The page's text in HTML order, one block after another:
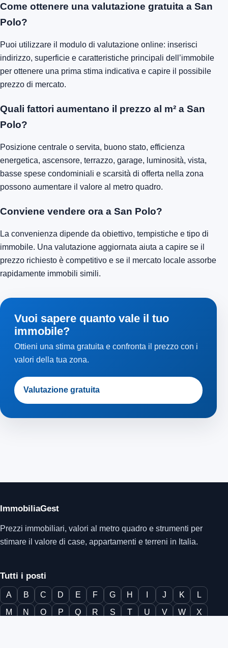
Come ottenere una valutazione gratuita a San
Polo?
Puoi utilizzare il modulo di valutazione online: inserisci
indirizzo, superficie e caratteristiche principali dell’immobile
per ottenere una prima stima indicativa e capire il possibile
prezzo di mercato.
Quali fattori aumentano il prezzo al m² a San
Polo?
Posizione centrale o servita, buono stato, efficienza
energetica, ascensore, terrazzo, garage, luminosità, vista,
basse spese condominiali e scarsità di offerta nella zona
possono aumentare il valore al metro quadro.
Conviene vendere ora a San Polo?
La convenienza dipende da obiettivo, tempistiche e tipo di
immobile. Una valutazione aggiornata aiuta a capire se il
prezzo richiesto è competitivo e se il mercato locale assorbe
rapidamente immobili simili.
Vuoi sapere quanto vale il tuo
immobile?
Ottieni una stima gratuita e confronta il prezzo con i
valori della tua zona.
Valutazione gratuita
ImmobiliaGest
Prezzi immobiliari, valori al metro quadro e strumenti per
stimare il valore di case, appartamenti e terreni in Italia.
Tutti i posti
A B C D E F G H J K
L
M
N O P Q R S T U V W
X